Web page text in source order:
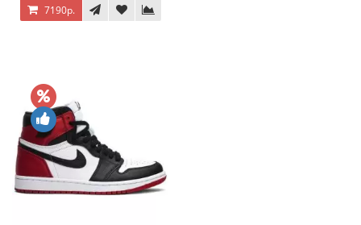
7190р.